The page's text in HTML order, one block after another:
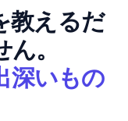
教えるだ
。
深いもの